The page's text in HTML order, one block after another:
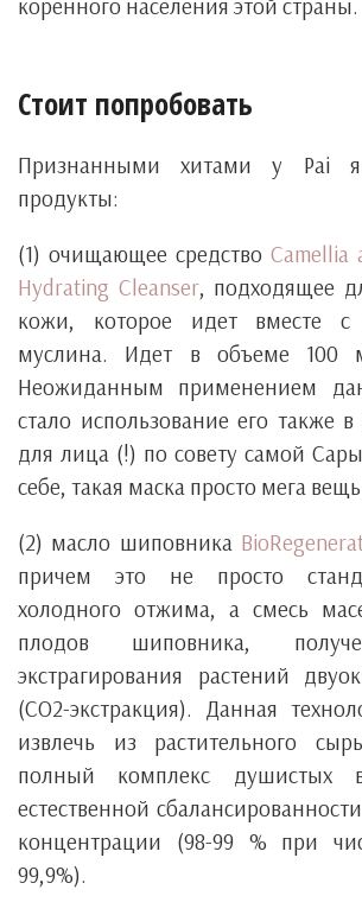
коренного населения этой страны.
Стоит попробовать
Признанными хитами у Pai
продукты:
(1) очищающее средство Camellia
Hydrating Cleanser, подходящее
кожи, которое идет вместе с
муслина. Идет в объеме
Неожиданным применением
стало использование его также в
для лица (!) по совету самой
себе, такая маска просто мега
(2) масло шиповника
причем это не просто
холодного отжима, а смесь
плодов шиповника,
экстрагирования растений
(СО2-экстракция). Данная
извлечь из растительного
полный комплекс душистых
естественной
концентрации (98-99 % при
99,9%).